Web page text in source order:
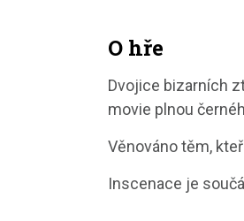
O hře
Dvojice bizarních
movie plnou
Věnováno těm,
Inscenace je